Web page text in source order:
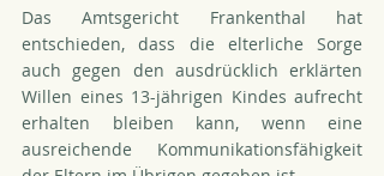
Das Amtsgericht Frankenthal hat
entschieden, dass die elterliche Sorge
auch gegen den ausdrücklich erklärten
Willen eines 13-jährigen Kindes aufrecht
erhalten bleiben kann, wenn eine
ausreichende Kommunikationsfähigkeit